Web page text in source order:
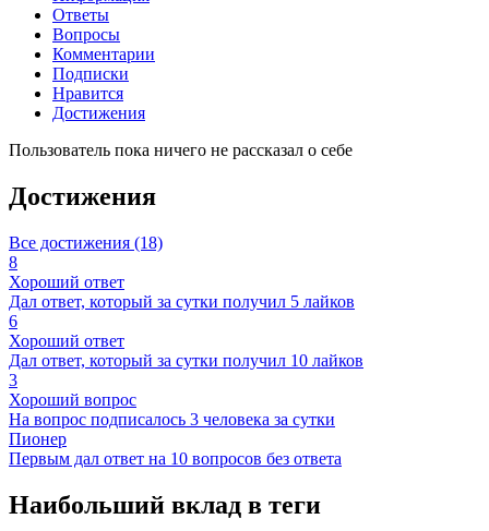
Ответы
Вопросы
Комментарии
Подписки
Нравится
Достижения
Пользователь пока ничего не рассказал о себе
Достижения
Все достижения (18)
8
Хороший ответ
Дал ответ, который за сутки получил 5 лайков
6
Хороший ответ
Дал ответ, который за сутки получил 10 лайков
3
Хороший вопрос
На вопрос подписалось 3 человека за сутки
Пионер
Первым дал ответ на 10 вопросов без ответа
Наибольший вклад в теги